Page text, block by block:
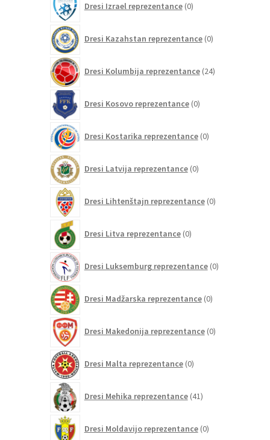
Dresi Izrael reprezentance 0izdelkov
Dresi Kazahstan reprezentance 0izdelkov
Dresi Kolumbija reprezentance 24izdelkov
Dresi Kosovo reprezentance 0izdelkov
Dresi Kostarika reprezentance 0izdelkov
Dresi Latvija reprezentance 0izdelkov
Dresi Lihtenštajn reprezentance 0izdelkov
Dresi Litva reprezentance 0izdelkov
Dresi Luksemburg reprezentance 0izdelkov
Dresi Madžarska reprezentance 0izdelkov
Dresi Makedonija reprezentance 0izdelkov
Dresi Malta reprezentance 0izdelkov
Dresi Mehika reprezentance 41izdelkov
Dresi Moldavijo reprezentance 0izdelkov